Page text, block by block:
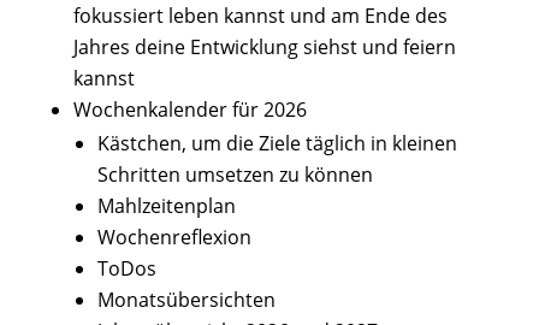
fokussiert leben kannst und am Ende des
Jahres deine Entwicklung siehst und feiern
kannst
Wochenkalender für 2026
Kästchen, um die Ziele täglich in kleinen
Schritten umsetzen zu können
Mahlzeitenplan
Wochenreflexion
ToDos
Monatsübersichten